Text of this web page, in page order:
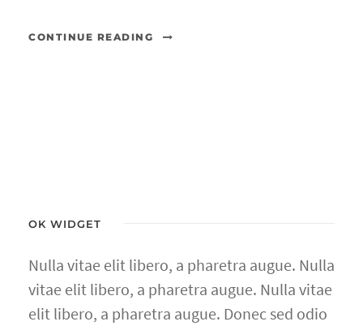
CONTINUE READING
OK WIDGET
Nulla vitae elit libero, a pharetra augue. Nulla
vitae elit libero, a pharetra augue. Nulla vitae
elit libero, a pharetra augue. Donec sed odio